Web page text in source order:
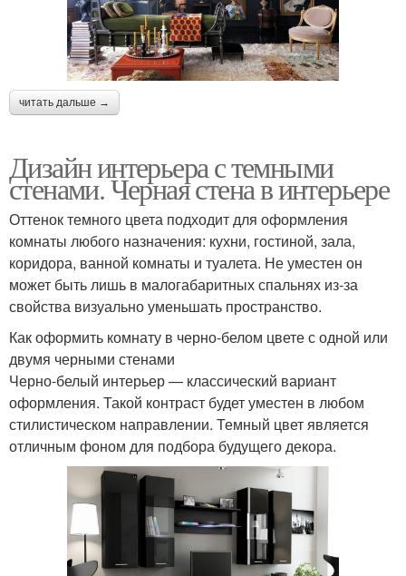
читать дальше →
Дизайн интерьера с темными
стенами. Черная стена в интерьере
Оттенок темного цвета подходит для оформления
комнаты любого назначения: кухни, гостиной, зала,
коридора, ванной комнаты и туалета. Не уместен он
может быть лишь в малогабаритных спальнях из-за
свойства визуально уменьшать пространство.
Как оформить комнату в черно-белом цвете с одной или
двумя черными стенами
Черно-белый интерьер — классический вариант
оформления. Такой контраст будет уместен в любом
стилистическом направлении. Темный цвет является
отличным фоном для подбора будущего декора.